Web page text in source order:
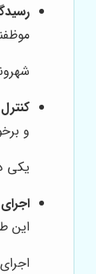
و
یکی
این